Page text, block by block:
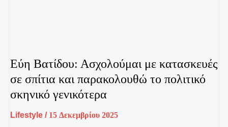
Εύη Βατίδου: Ασχολούμαι με κατασκευές
σε σπίτια και παρακολουθώ το πολιτικό
σκηνικό γενικότερα
Lifestyle / 15 Δεκεμβρίου 2025